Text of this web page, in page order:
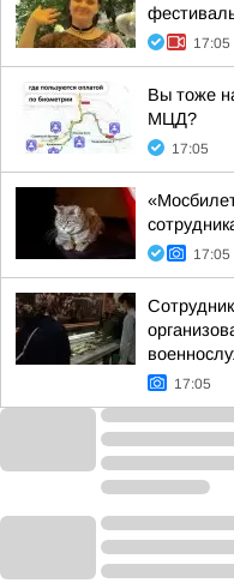
17:05
Вы тоже
МЦД?
17:05
17:05
17:05